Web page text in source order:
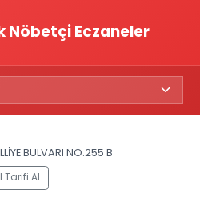
Nöbetçi Eczaneler
BULVARI NO:255 B
Tarifi Al